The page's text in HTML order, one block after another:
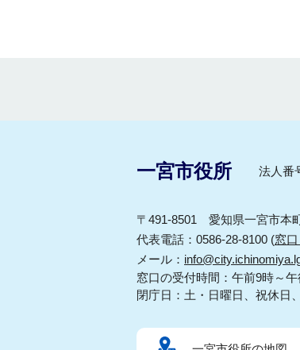
一宮市役所 法人番
〒491-8501 愛知県一宮市本
代表電話：0586-28-8100 (窓
メール：
窓口の受付時間：午前9時～
閉庁日：土・日曜日、祝休日